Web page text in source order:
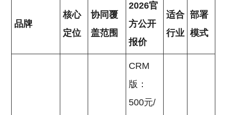
品牌
核心
定位
协同覆
盖范围
2026官
方公开
报价
适合
行业
部署
模式
CRM
版：
500元/